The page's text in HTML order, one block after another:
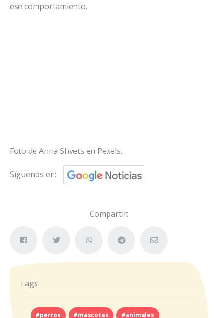
ese comportamiento.
Foto de Anna Shvets en Pexels.
Síguenos en:
Compartir:
Tags
#perros #mascotas #animales